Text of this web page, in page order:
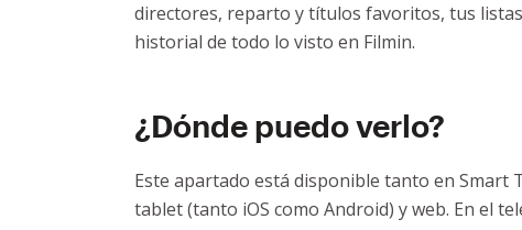
directores, reparto y títulos favoritos, tus
historial de todo lo visto en Filmin.
¿Dónde puedo verlo?
Este apartado está disponible tanto en Smart
tablet (tanto iOS como Android) y web. En el